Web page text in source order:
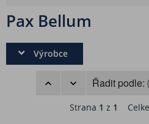
Pax Bellum
Výrobce
Řadit podle:
Strana 1 z 1